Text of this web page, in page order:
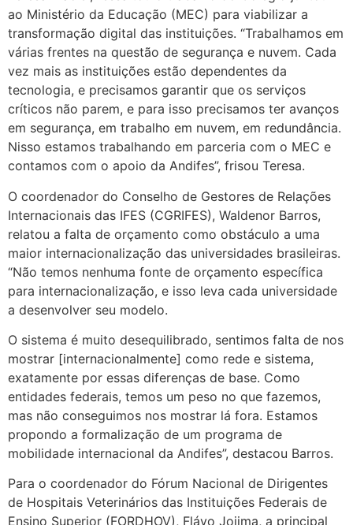
ao Ministério da Educação (MEC) para viabilizar a
transformação digital das instituições. “Trabalhamos em
várias frentes na questão de segurança e nuvem. Cada
vez mais as instituições estão dependentes da
tecnologia, e precisamos garantir que os serviços
críticos não parem, e para isso precisamos ter avanços
em segurança, em trabalho em nuvem, em redundância.
Nisso estamos trabalhando em parceria com o MEC e
contamos com o apoio da Andifes”, frisou Teresa.
O coordenador do Conselho de Gestores de Relações
Internacionais das IFES (CGRIFES), Waldenor Barros,
relatou a falta de orçamento como obstáculo a uma
maior internacionalização das universidades brasileiras.
“Não temos nenhuma fonte de orçamento específica
para internacionalização, e isso leva cada universidade
a desenvolver seu modelo.
O sistema é muito desequilibrado, sentimos falta de nos
mostrar [internacionalmente] como rede e sistema,
exatamente por essas diferenças de base. Como
entidades federais, temos um peso no que fazemos,
mas não conseguimos nos mostrar lá fora. Estamos
propondo a formalização de um programa de
mobilidade internacional da Andifes”, destacou Barros.
Para o coordenador do Fórum Nacional de Dirigentes
de Hospitais Veterinários das Instituições Federais de
Ensino Superior (FORDHOV), Flávo Jojima, a principal